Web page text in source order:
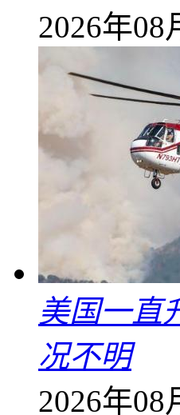
2026年08
美国一直
况不明
2026年08